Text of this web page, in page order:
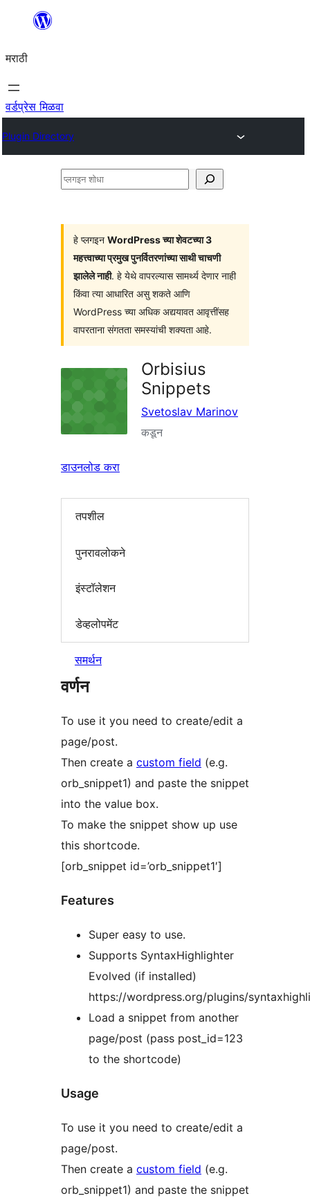
सामुग्रीवर
मराठी
वर्डप्रेस मिळवा
Plugin Directory
प्लगइन
हे प्लगइन WordPress च्या शेवटच्या 3
महत्त्वाच्या प्रमुख पुनर्वितरणांच्या साथी चाचणी
झालेले नाही. हे येथे वापरल्यास सामर्थ्य देणार नाही
किंवा त्या आधारित असु शकते आणि
WordPress च्या अधिक अद्ययावत आवृत्तींसह
वापरताना संगतता समस्यांची शक्यता आहे.
Orbisius
Snippets
Svetoslav Marinov
कडून
डाउनलोड करा
तपशील
पुनरावलोकने
इंस्टॉलेशन
डेव्हलोपमेंट
समर्थन
वर्णन
To use it you need to create/edit a
page/post.
Then create a custom field (e.g.
orb_snippet1) and paste the snippet
into the value box.
To make the snippet show up use
this shortcode.
[orb_snippet id=’orb_snippet1′]
Features
Super easy to use.
Supports SyntaxHighlighter
Evolved (if installed)
https://wordpress.org/plugins/
Load a snippet from another
page/post (pass post_id=123
to the shortcode)
Usage
To use it you need to create/edit a
page/post.
Then create a custom field (e.g.
orb_snippet1) and paste the snippet